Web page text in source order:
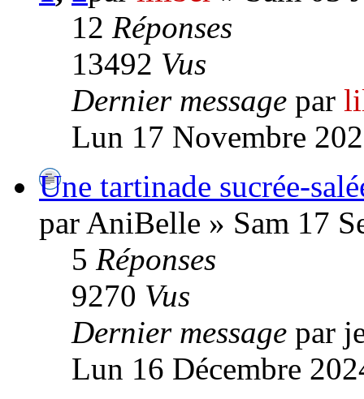
12 Réponses
13492 Vus
Dernier message par
Lun 17 Novembre
Une tartinade sucrée-
par AniBelle » Sam 17
5 Réponses
9270 Vus
Dernier message par
Lun 16 Décembre